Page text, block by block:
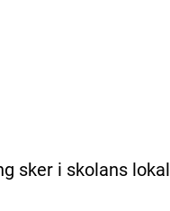
sker i skolans lokal